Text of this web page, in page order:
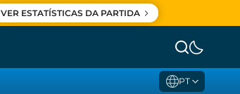
VER ESTATÍSTICAS DA PARTIDA
PT